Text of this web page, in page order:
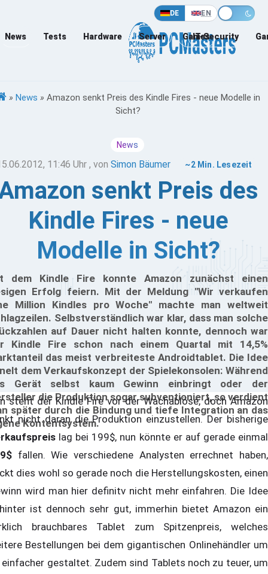
DE EN
News Tests Hardware Server Games
IT-Security
» News » Amazon senkt Preis des Kindle Fires - neue Modelle in
Sicht?
News
11:46 Uhr , vonSimon Bäumer ~2 Min. Lesezeit
senkt Preis des
Kindle Fires - neue
Modelle in Sicht?
dem Kindle Fire konnte Amazon zunächst einen
Erfolg feiern. Mit der Meldung "Wir verkaufen
Million Kindles pro Woche" machte man weltweit
Selbstverständlich war klar, dass man solche
auf Dauer nicht halten konnte, dennoch war
Kindle Fire schon nach einem Quartal mit 14,5%
das meist verbreiteste Androidtablet. Die Idee
dem Verkaufskonzept der Spielekonsolen: Während
Gerät selbst kaum Gewinn einbringt oder der
die Produktion sogar subventioniert, so verdient
später durch die Bindung und tiefe Integration an das
Kontentsystem.
steht der Kindle Fire vor der Wachablöse, doch Amazon
nicht daran die Produktion einzustellen. Der bisherige
lag bei 199$, nun könnte er auf gerade einmal
fallen. Wie verschiedene Analysten errechnet haben,
dies wohl so gerade noch die Herstellungskosten, einen
wird man hier definitv nicht mehr einfahren. Die Idee
ist dennoch sehr gut, immerhin bietet Amazon ein
brauchbares Tablet zum Spitzenpreis, welches
Bestellungen bei dem gigantischen Onlinehändler um
gestaltet. Zudem sind Tablets noch zu teuer, um